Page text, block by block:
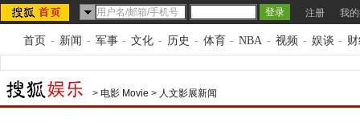
注册 我
首页 - 新闻 - 军事 - 文化 - 历史 - 体育 - NBA - 视频 - 娱谈 -
> 电影 Movie > 人文影展新闻